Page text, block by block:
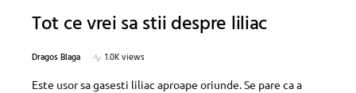
Tot ce vrei sa stii despre liliac
Dragos Blaga
1.0K views
Este usor sa gasesti liliac aproape oriunde. Se pare ca a